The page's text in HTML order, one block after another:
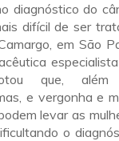
diagnóstico do
difícil de ser
em São
que,
e vergonha e
levar as
o